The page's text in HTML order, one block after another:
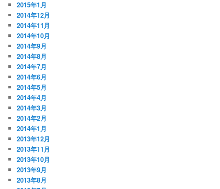
2015年1月
2014年12月
2014年11月
2014年10月
2014年9月
2014年8月
2014年7月
2014年6月
2014年5月
2014年4月
2014年3月
2014年2月
2014年1月
2013年12月
2013年11月
2013年10月
2013年9月
2013年8月